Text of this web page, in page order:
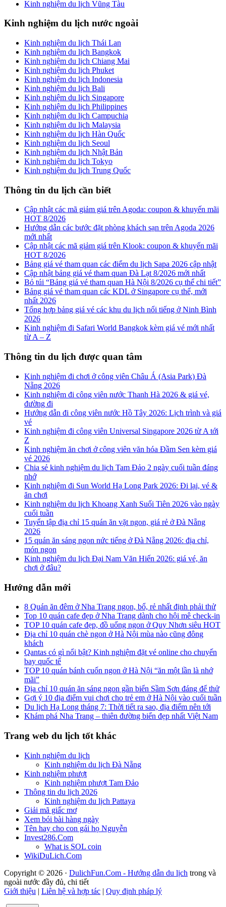
Kinh nghiệm du lịch Vũng Tàu
Kinh nghiệm du lịch nước ngoài
Kinh nghiệm du lịch Thái Lan
Kinh nghiệm du lịch Bangkok
Kinh nghiệm du lịch Chiang Mai
Kinh nghiệm du lịch Phuket
Kinh nghiệm du lịch Indonesia
Kinh nghiệm du lịch Bali
Kinh nghiệm du lịch Singapore
Kinh nghiệm du lịch Philippines
Kinh nghiệm du lịch Campuchia
Kinh nghiệm du lịch Malaysia
Kinh nghiệm du lịch Hàn Quốc
Kinh nghiệm du lịch Seoul
Kinh nghiệm du lịch Nhật Bản
Kinh nghiệm du lịch Tokyo
Kinh nghiệm du lịch Trung Quốc
Thông tin du lịch cần biết
Cập nhật các mã giảm giá trên Agoda: coupon & khuyến mãi
HOT 8/2026
Hướng dẫn các bước đặt phòng khách sạn trên Agoda 2026
mới nhất
Cập nhật các mã giảm giá trên Klook: coupon & khuyến mãi
HOT 8/2026
Bảng giá vé tham quan các điểm du lịch Sapa 2026 cập nhật
Cập nhật bảng giá vé tham quan Đà Lạt 8/2026 mới nhất
Bỏ túi “Bảng giá vé tham quan Hà Nội 8/2026 cụ thể chi tiết”
Bảng giá vé tham quan các KDL ở Singapore cụ thể, mới
nhất 2026
Tổng hợp bảng giá vé các khu du lịch nổi tiếng ở Ninh Bình
2026
Kinh nghiệm đi Safari World Bangkok kèm giá vé mới nhất
từ A – Z
Thông tin du lịch được quan tâm
Kinh nghiệm đi chơi ở công viên Châu Á (Asia Park) Đà
Nẵng 2026
Kinh nghiệm đi công viên nước Thanh Hà 2026 & giá vé,
đường đi
Hướng dẫn đi công viên nước Hồ Tây 2026: Lịch trình và giá
vé
Kinh nghiệm đi công viên Universal Singapore 2026 từ A tới
Z
Kinh nghiệm ăn chơi ở công viên văn hóa Đầm Sen kèm giá
vé 2026
Chia sẻ kinh nghiệm du lịch Tam Đảo 2 ngày cuối tuần đáng
nhớ
Kinh nghiệm đi Sun World Hạ Long Park 2026: Đi lại, vé &
ăn chơi
Kinh nghiệm du lịch Khoang Xanh Suối Tiên 2026 vào ngày
cuối tuần
Tuyển tập địa chỉ 15 quán ăn vặt ngon, giá rẻ ở Đà Nẵng
2026
15 quán ăn sáng ngon nức tiếng ở Đà Nẵng 2026: địa chỉ,
món ngon
Kinh nghiệm du lịch Đại Nam Văn Hiến 2026: giá vé, ăn
chơi ở đâu?
Hướng dẫn mới
8 Quán ăn đêm ở Nha Trang ngon, bổ, rẻ nhất định phải thử
Top 10 quán cafe đẹp ở Nha Trang dành cho hội mê check-in
TOP 10 quán cafe đẹp, đồ uống ngon ở Quy Nhơn siêu HOT
Địa chỉ 10 quán chè ngon ở Hà Nội mùa nào cũng đông
khách
Qantas có gì nổi bật? Kinh nghiệm đặt vé online cho chuyến
bay quốc tế
TOP 10 quán bánh cuốn ngon ở Hà Nội “ăn một lần là nhớ
mãi”
Địa chỉ 10 quán ăn sáng ngon gần biển Sầm Sơn đáng để thử
Gợi ý 10 địa điểm vui chơi cho trẻ em ở Hà Nội vào cuối tuần
Du lịch Hạ Long tháng 7: Thời tiết ra sao, địa điểm nên tới
Khám phá Nha Trang – thiên đường biển đẹp nhất Việt Nam
Trang web du lịch tốt khác
Kinh nghiệm du lịch
Kinh nghiệm du lịch Đà Nẵng
Kinh nghiệm phượt
Kinh nghiệm phượt Tam Đảo
Thông tin du lịch 2026
Kinh nghiệm du lịch Pattaya
Giải mã giấc mơ
Xem bói bài hàng ngày
Tên hay cho con gái họ Nguyễn
Invest286.Com
What is SOL coin
WikiDuLich.Com
Copyright © 2026 · DulichFun.Com - Hướng dẫn du lịch trong và
ngoài nước đầy đủ, chi tiết
Giới thiệu | Liên hệ và hợp tác | Quy định pháp lý